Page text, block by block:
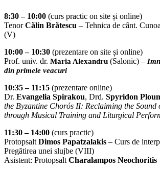
8:30 – 10:00 (curs practic on site și online)
TenorCălin Brătescu – Tehnica de cânt.
(V)
10:00 – 10:30 (prezentare on site și online)
Prof. univ. dr. Maria Alexandru (Salonic)–
din primele veacuri
10:35 – 11:15 (prezentare online)
Dr. Evangelia Spirakou, Drd. Spyridon
the Byzantine Chorós II: Reclaiming the Sound
through Musical Training and Liturgical
11:30 – 14:00 (curs practic)
Protopsalt Dimos Papatzalakis – Curs de
Pregătirea unei slujbe (VIII)
Asistent: Protopsalt Charalampos Neochoritis